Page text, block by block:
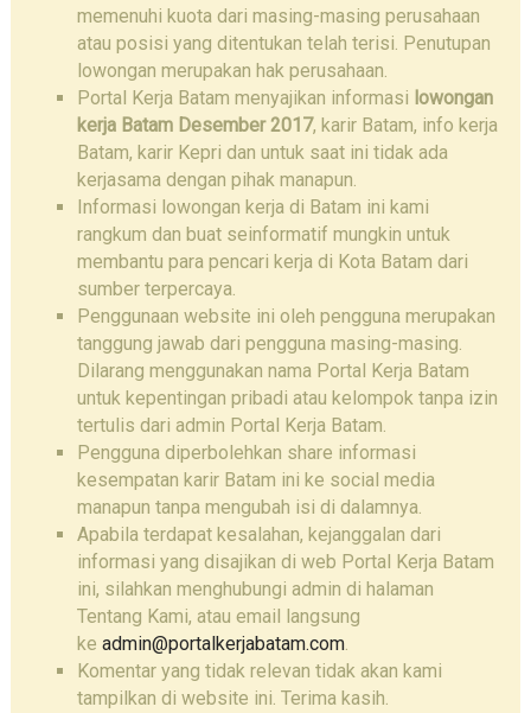
memenuhi kuota dari masing-masing perusahaan
atau posisi yang ditentukan telah terisi. Penutupan
lowongan merupakan hak perusahaan.
Portal Kerja Batam menyajikan informasi lowongan
kerja Batam Desember 2017, karir Batam, info kerja
Batam, karir Kepri dan untuk saat ini tidak ada
kerjasama dengan pihak manapun.
Informasi lowongan kerja di Batam ini kami
rangkum dan buat seinformatif mungkin untuk
membantu para pencari kerja di Kota Batam dari
sumber terpercaya.
Penggunaan website ini oleh pengguna merupakan
tanggung jawab dari pengguna masing-masing.
Dilarang menggunakan nama Portal Kerja Batam
untuk kepentingan pribadi atau kelompok tanpa izin
tertulis dari admin Portal Kerja Batam.
Pengguna diperbolehkan share informasi
kesempatan karir Batam ini ke social media
manapun tanpa mengubah isi di dalamnya.
Apabila terdapat kesalahan, kejanggalan dari
informasi yang disajikan di web Portal Kerja Batam
ini, silahkan menghubungi admin di halaman
Tentang Kami, atau email langsung
ke admin@portalkerjabatam.com.
Komentar yang tidak relevan tidak akan kami
tampilkan di website ini. Terima kasih.